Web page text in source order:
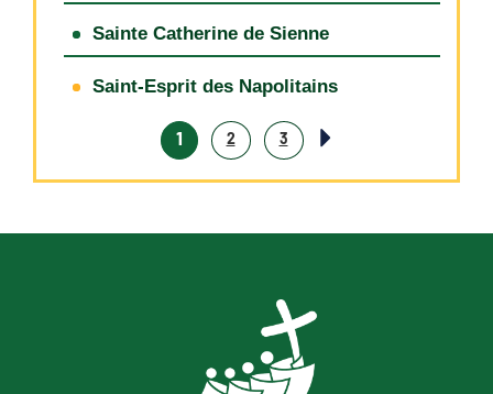
Sainte Catherine de Sienne
Saint-Esprit des Napolitains
1 2 3